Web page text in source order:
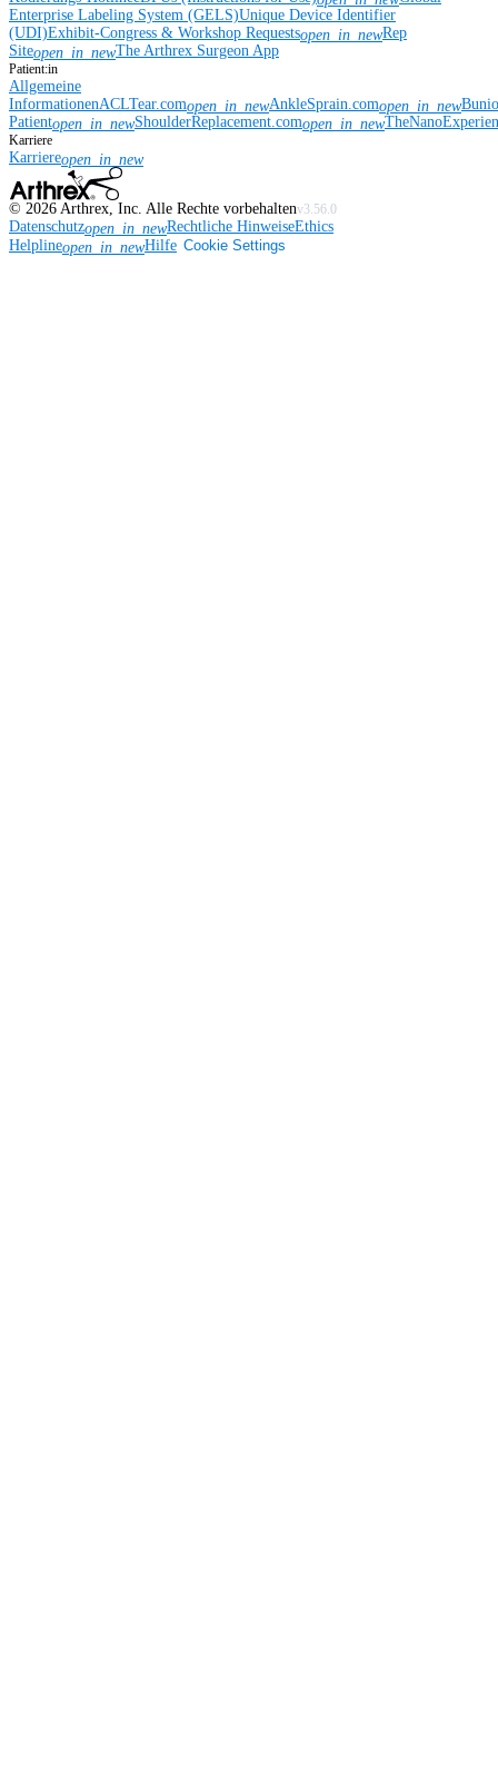
Enterprise Labeling System (GELS)Unique Device Identifier
(UDI)Exhibit-Congress & Workshop Requestsopen_in_newRep
Siteopen_in_newThe Arthrex Surgeon App
Patient:in
Allgemeine
InformationenACLTear.comopen_in_newAnkleSprain.comopen_in_new
Patientopen_in_newShoulderReplacement.comopen_in_new
Karriere
Karriereopen_in_new
© 2026 Arthrex, Inc. Alle Rechte vorbehaltenv3.56.0
Datenschutzopen_in_newRechtliche HinweiseEthics
Helplineopen_in_newHilfe Cookie Settings